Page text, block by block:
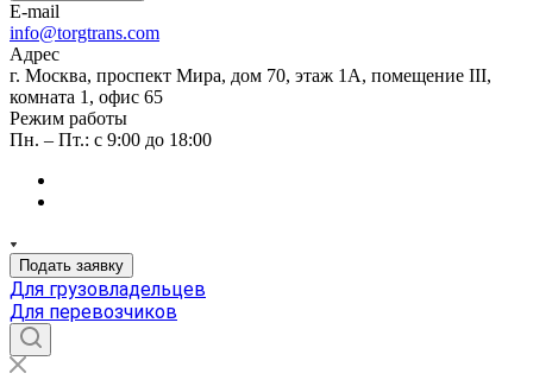
E-mail
info@torgtrans.com
Адрес
г. Москва, проспект Мира, дом 70, этаж 1А, помещение III,
комната 1, офис 65
Режим работы
Пн. – Пт.: с 9:00 до 18:00
Подать заявку
Для грузовладельцев
Для перевозчиков